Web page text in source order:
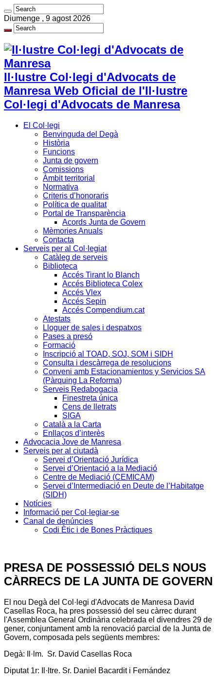
Diumenge , 9 agost 2026
Il·lustre Col·legi d'Advocats de
Manresa Web Oficial de l'Il·lustre
Col·legi d'Advocats de Manresa
El Col·legi
Benvinguda del Degà
Història
Funcions
Junta de govern
Comissions
Àmbit territorial
Normativa
Criteris d’honoraris
Política de qualitat
Portal de Transparència
Acords Junta de Govern
Mèmories Anuals
Contacta
Serveis per al Col·legiat
Catàleg de serveis
Biblioteca
Accés Tirant lo Blanch
Accés Biblioteca Colex
Accés Vlex
Accés Sepin
Accés Compendium.cat
Atestats
Lloguer de sales i despatxos
Pases a presó
Formació
Inscripció al TOAD, SOJ, SOM i SIDH
Consulta i descàrrega de resolucions
Conveni amb Estacionamientos y Servicios SA
(Pàrquing La Reforma)
Serveis Redabogacia
Finestreta única
Cens de lletrats
SIGA
Català a la Carta
Enllaços d’interès
Advocacia Jove de Manresa
Serveis per al ciutadà
Servei d’Orientació Jurídica
Servei d’Orientació a la Mediació
Centre de Mediació (CEMICAM)
Servei d’Intermediació en Deute de l’Habitatge
(SIDH)
Notícies
Informació per Col·legiar-se
Canal de denúncies
Codi Ètic i de Bones Pràctiques
PRESA DE POSSESSIÓ DELS NOUS
CÀRRECS DE LA JUNTA DE GOVERN
El nou Degà del Col·legi d'Advocats de Manresa David
Casellas Roca, ha pres possessió del seu càrrec durant
l'Assemblea General Ordinària celebrada el divendres 29 de
gener, conjuntament amb la renovació parcial de la Junta de
Govern, composada pels següents membres:
Degà: Il·lm. Sr. David Casellas Roca
Diputat 1r: Il·ltre. Sr. Daniel Bacardit i Fernández